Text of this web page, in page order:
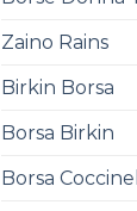
Zaino Rains
Birkin Borsa
Borsa Birkin
Borsa